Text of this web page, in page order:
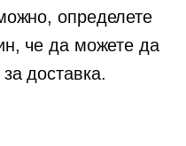
определете
че да можете да
доставка.